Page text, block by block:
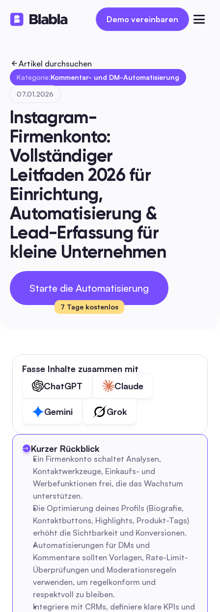
Demo vereinbaren
Demo vereinbaren
Artikel durchsuchen
Kategorie:Kommentar- und DM-Automatisierung
07.01.2026
Instagram-
Firmenkonto:
Vollständiger
Leitfaden 2026 für
Einrichtung,
Automatisierung &
Lead-Erfassung für
kleine Unternehmen
Starte die Automatisierung
7 Tage kostenlos
Fasse Inhalte zusammen mit
ChatGPT
Claude
Gemini Grok
Kurzer Rückblick
Ein Firmenkonto schaltet Analysen,
Kontaktwerkzeuge, Einkaufs- und
Werbefunktionen frei, die das Wachstum
unterstützen.
Die Optimierung deines Profils (Biografie,
Kontaktbuttons, Highlights, Produkt-Tags)
erhöht die Sichtbarkeit und Konversionen.
Automatisierungen für DMs und
Kommentare sollten Vorlagen, Rate-Limit-
Überprüfungen und Moderationsregeln
verwenden, um regelkonform und
respektvoll zu bleiben.
Integriere mit CRMs, definiere klare KPIs und